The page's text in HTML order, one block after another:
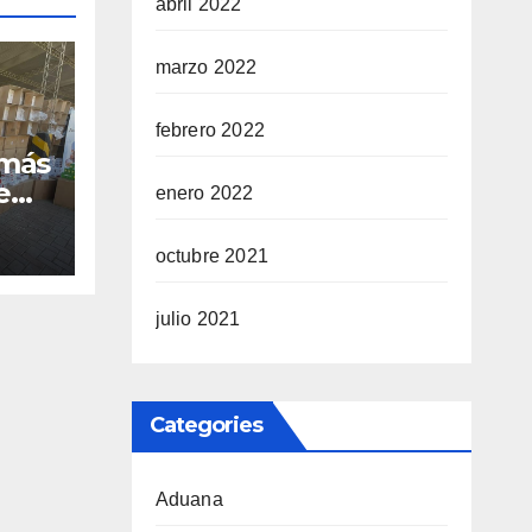
abril 2022
marzo 2022
febrero 2022
enero 2022
octubre 2021
julio 2021
Categories
Aduana